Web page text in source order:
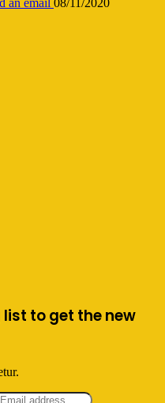
to get the new